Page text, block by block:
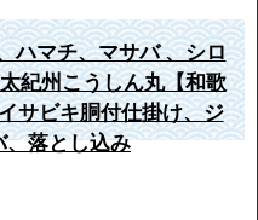
ハマチ、マサバ 、シロ
紀州こうしん丸【和歌
ビキ胴付仕掛け、ジ
、落とし込み